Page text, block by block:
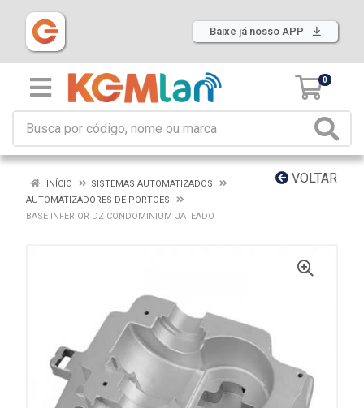
Baixe já nosso APP
0
VOLTAR
INÍCIO
SISTEMAS AUTOMATIZADOS
AUTOMATIZADORES DE PORTOES
BASE INFERIOR DZ CONDOMINIUM JATEADO